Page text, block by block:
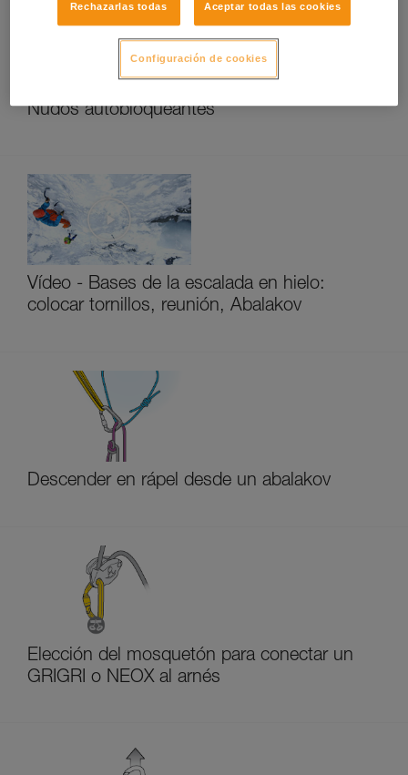
Nudos autobloqueantes
Vídeo - Bases de la escalada en hielo:
colocar tornillos, reunión, Abalakov
Descender en rápel desde un abalakov
Elección del mosquetón para conectar un
GRIGRI o NEOX al arnés
Rechazarlas todas Aceptar todas las cookies
Configuración de cookies